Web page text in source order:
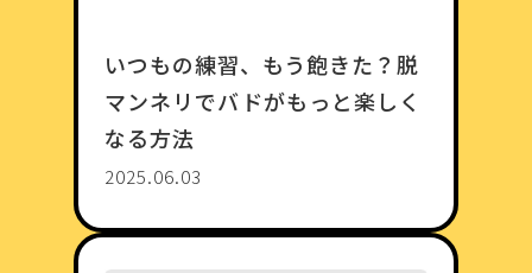
いつもの練習、もう飽きた？脱
マンネリでバドがもっと楽しく
なる方法
2025.06.03